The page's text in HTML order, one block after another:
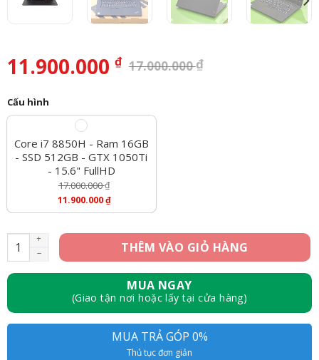
11.900.000 ₫ 17.000.000₫
Cấu hình
Core i7 8850H - Ram 16GB
- SSD 512GB - GTX 1050Ti
- 15.6" FullHD
17.000.000₫
Gốc
17.000.000 ₫.
11.900.000₫
Giá
Tại
Là:
11.900.000 ₫.
Lenovo Thinkpad X1 Extreme Gen 1 - Core i7 8850H, Ram
THÊM VÀO GIỎ HÀNG
MUA NGAY
(Giao tận nơi hoặc lấy tại cửa hàng)
MUA TRẢ GÓP 0%
Thủ tục đơn giản